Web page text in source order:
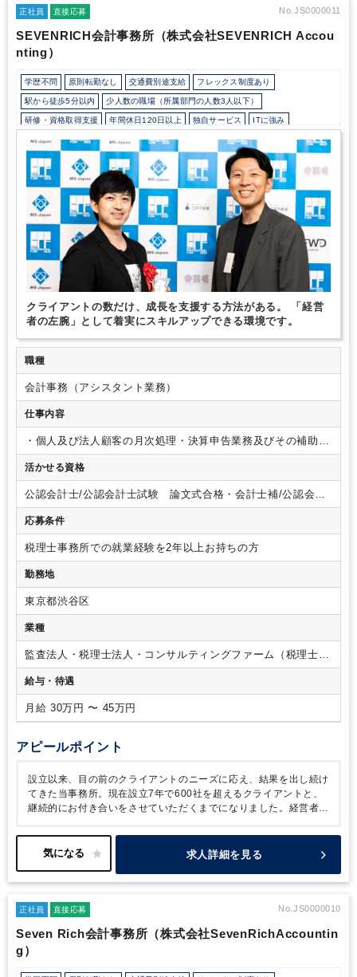
正社員 直接応募 No.JS0000011
SEVENRICH会計事務所（株式会社SEVENRICH Accou
nting）
学歴不問 原則転勤なし 交通費別途支給 フレックス制度あり
駅から徒歩5分以内 少人数の職場（所属部門の人数3人以下）
研修・資格取得支援 年間休日120日以上 独自サービス ITに強み
クライアントの数だけ、成長を支援する方法がある。 「経営
者の左腕」として着実にスキルアップできる環境です。
職種
会計事務（アシスタント業務）
仕事内容
・個人及び法人顧客の月次処理・決算申告業務及びその補助業
務・会計・税務コンサルティング・新規事業の創出（ご希望
によります）
可能です。
活かせる資格
公認会計士/公認会計士試験 論文式合格・会計士補/公認会計
士試験 短答式合格/税理士/税理士 シングルマスター/税理
士 ダブルマスター/税理士試験 １科目合格/税理士試験 ２
科目合格/税理士試験 ３科目合格/税理士試験 ４科目合
格/USCPA/USCPA 科目合格/日商簿記 １級/日商簿記 ２
級/日商簿記 ３級
応募条件
税理士事務所での就業経験を2年以上お持ちの方
勤務地
東京都渋谷区
業種
監査法人・税理士法人・コンサルティングファーム（税理士法
人）
給与・待遇
月給 30万円 〜 45万円
アピールポイント
設立以来、目の前のクライアントのニーズに応え、結果を出し続け
てきた当事務所。現在設立7年で600社を超えるクライアントと、
継続的にお付き合いをさせていただくまでになりました。経営者の
調達、経営コンサルティングにいたるまでのサポートをしていま
す。 あなたがチャレンジしたい仕事、担当したいクライアントが
務所のやり方。主体的に考え行動することが、クライアントにとっ
す。当事務所のクライアントは、スタートアップ企業やベンチャー
とは、あなたのスキルや今後のキャリアにとっても大きな糧となる
はずです。
求人詳細を見る
正社員 直接応募 No.JS0000010
Seven Rich会計事務所（株式会社SevenRichAccountin
g）